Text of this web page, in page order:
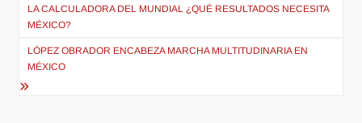
de
entradas
LA CALCULADORA DEL MUNDIAL ¿QUÉ RESULTADOS NECESITA
MÉXICO?
LÓPEZ OBRADOR ENCABEZA MARCHA MULTITUDINARIA EN
MÉXICO